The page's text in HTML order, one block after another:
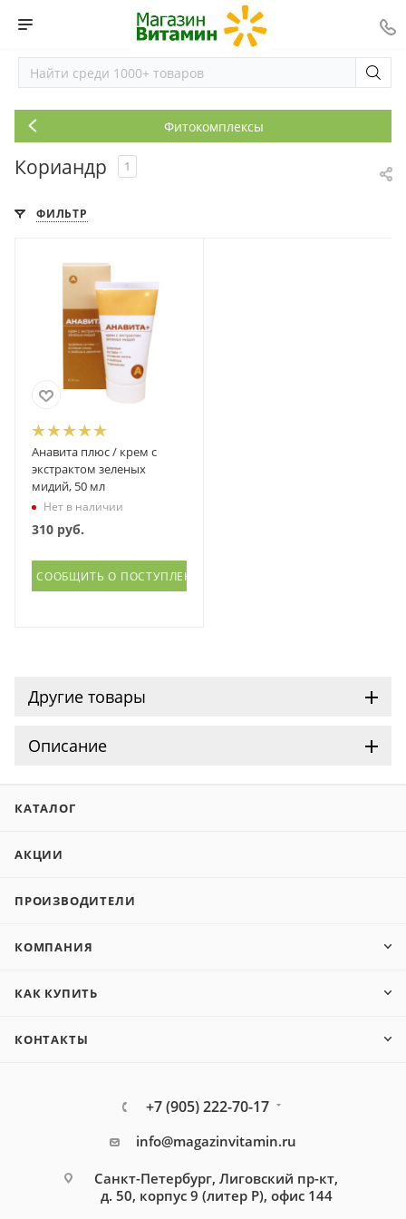
Фитокомплексы
Кориандр 1
ФИЛЬТР
Анавита плюс / крем с
экстрактом зеленых
мидий, 50 мл
Нет в наличии
310 руб.
СООБЩИТЬ О ПОСТУПЛЕНИИ
Другие товары
Описание
КАТАЛОГ
АКЦИИ
ПРОИЗВОДИТЕЛИ
КОМПАНИЯ
КАК КУПИТЬ
КОНТАКТЫ
+7 (905) 222-70-17
info@magazinvitamin.ru
Санкт-Петербург, Лиговский пр-кт,
д. 50, корпус 9 (литер Р), офис 144